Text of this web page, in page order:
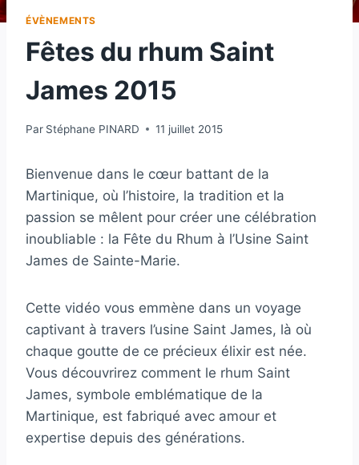
ÉVÈNEMENTS
Fêtes du rhum Saint
James 2015
Par Stéphane PINARD 11 juillet 2015
Bienvenue dans le cœur battant de la
Martinique, où l’histoire, la tradition et la
passion se mêlent pour créer une célébration
inoubliable : la Fête du Rhum à l’Usine Saint
James de Sainte-Marie.
Cette vidéo vous emmène dans un voyage
captivant à travers l’usine Saint James, là où
chaque goutte de ce précieux élixir est née.
Vous découvrirez comment le rhum Saint
James, symbole emblématique de la
Martinique, est fabriqué avec amour et
expertise depuis des générations.